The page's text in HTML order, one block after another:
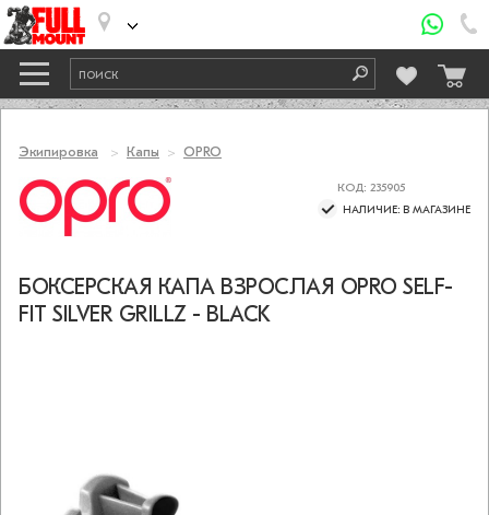
Экипировка Капы OPRO
КОД: 235905
НАЛИЧИЕ: В МАГАЗИНЕ
БОКСЕРСКАЯ КАПА ВЗРОСЛАЯ OPRO SELF-
FIT SILVER GRILLZ - BLACK